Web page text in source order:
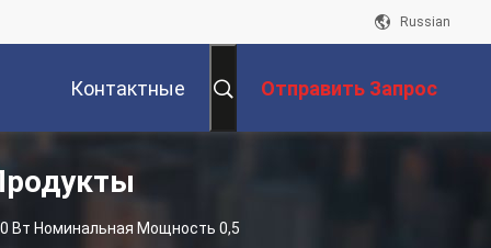
Russian
Контактные
Данные
Отправить Запрос
Вт Номинальная Мощность 0,5